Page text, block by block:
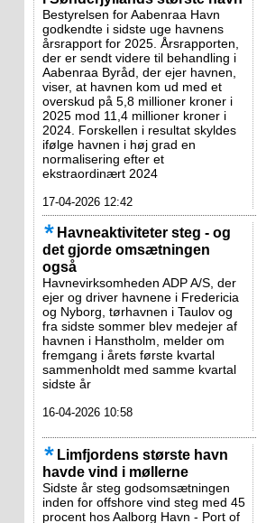
Bestyrelsen for Aabenraa Havn
godkendte i sidste uge havnens
årsrapport for 2025. Årsrapporten,
der er sendt videre til behandling i
Aabenraa Byråd, der ejer havnen,
viser, at havnen kom ud med et
overskud på 5,8 millioner kroner i
2025 mod 11,4 millioner kroner i
2024. Forskellen i resultat skyldes
ifølge havnen i høj grad en
normalisering efter et
ekstraordinært 2024
17-04-2026 12:42
Havneaktiviteter steg - og
det gjorde omsætningen
også
Havnevirksomheden ADP A/S, der
ejer og driver havnene i Fredericia
og Nyborg, tørhavnen i Taulov og
fra sidste sommer blev medejer af
havnen i Hanstholm, melder om
fremgang i årets første kvartal
sammenholdt med samme kvartal
sidste år
16-04-2026 10:58
Limfjordens største havn
havde vind i møllerne
Sidste år steg godsomsætningen
inden for offshore vind steg med 45
procent hos Aalborg Havn - Port of